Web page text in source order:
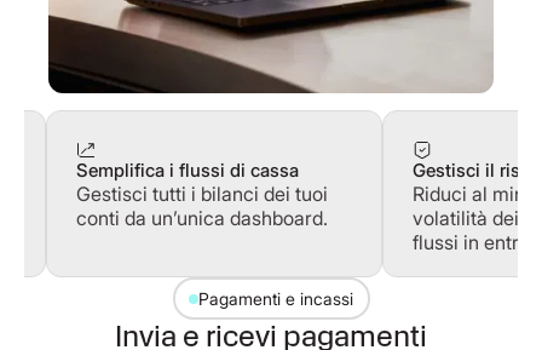
Semplifica i flussi di cassa
Gestisci tutti i bilanci dei tuoi
conti da un’unica dashboard.
Gestisci il
Riduci al
volatilità dei
flussi in
Pagamenti e incassi
Invia e ricevi pagamenti